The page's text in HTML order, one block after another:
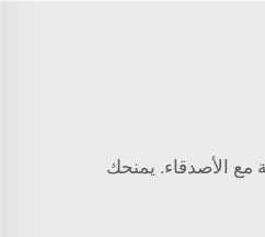
مع الأصدقاء. يمنحك